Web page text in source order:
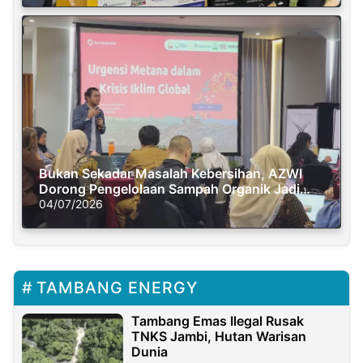
Bukan Sekadar Masalah Kebersihan, AZWI
Dorong Pengelolaan Sampah Organik Jadi
Solusi Krisis Iklim
04/07/2026
TAMBANG ENERGY
Tambang Emas Ilegal Rusak
TNKS Jambi, Hutan Warisan
Dunia